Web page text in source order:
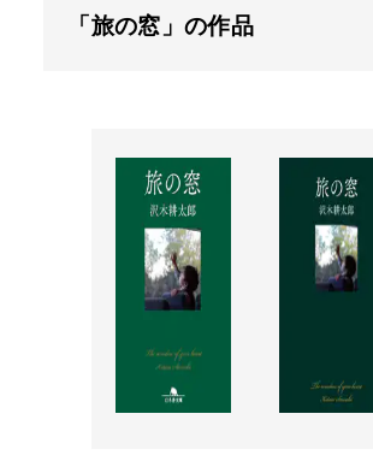
「旅の窓」の作品